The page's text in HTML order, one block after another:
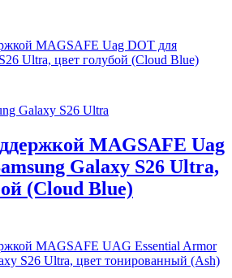
Galaxy S26 Ultra
MAGSAFE Uag
Galaxy S26 Ultra,
(Cloud Blue)